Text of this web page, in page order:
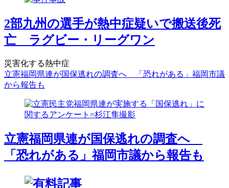
2部九州の選手が熱中症疑いで搬送後死
亡 ラグビー・リーグワン
災害化する熱中症
立憲福岡県連が国保逃れの調査へ 「恐れがある」福岡市議
から報告も
立憲福岡県連が国保逃れの調査へ
「恐れがある」福岡市議から報告も